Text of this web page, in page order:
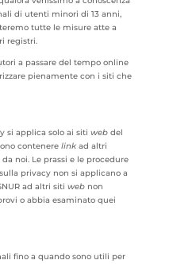
di utenti minori di 13 anni,
tutte le misure atte a
registri.
a passare del tempo online
pienamente con i siti che
si applica solo ai siti webdel
contenere linkad altri
noi. Le prassi e le procedure
privacy non si applicano a
ad altri siti webnon
o abbia esaminato quei
fino a quando sono utili per